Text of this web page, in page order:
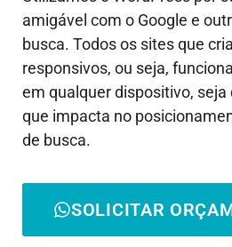
amigável com o Google e
busca. Todos os sites que
responsivos, ou seja,
em qualquer dispositivo, seja
que impacta no
de busca.
SOLICITAR